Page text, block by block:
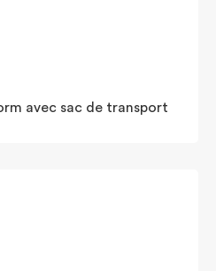
avec sac de transport